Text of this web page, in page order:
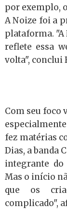
por exemplo, o
A Noize foi a
plataforma. "A
reflete essa
volta", conclui
Com seu foco
fez matérias
Dias, a banda
integrante do
Mas o início
que os
complicado",